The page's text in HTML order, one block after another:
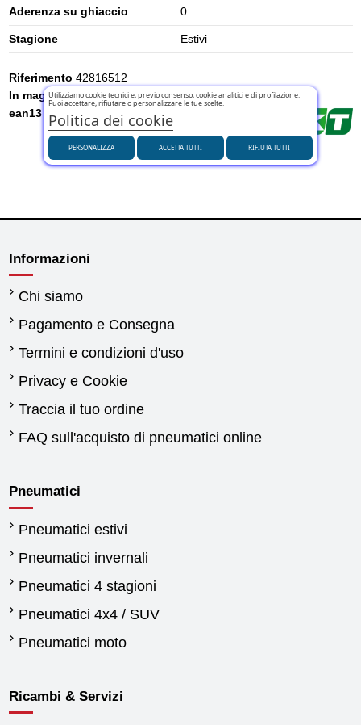
Aderenza su ghiaccio 0
Stagione Estivi
Riferimento 42816512
In magazzino 13 Articoli
ean13 8903094017263
Informazioni
Chi siamo
Pagamento e Consegna
Termini e condizioni d'uso
Privacy e Cookie
Traccia il tuo ordine
FAQ sull'acquisto di pneumatici online
Pneumatici
Pneumatici estivi
Pneumatici invernali
Pneumatici 4 stagioni
Pneumatici 4x4 / SUV
Pneumatici moto
Ricambi & Servizi
Utilizziamo cookie tecnici e, previo consenso, cookie analitici e di profilazione.
Puoi accettare, rifiutare o personalizzare le tue scelte.
Politica dei cookie
PERSONALIZZA RIFIUTA TUTTI
ACCETTA TUTTI